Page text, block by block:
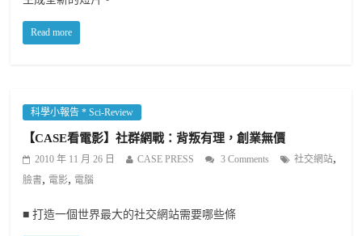
Read more
科學小報告 * Sci-Review
【CASE看電影】社群網戰：背叛有理，創業無價
2010 年 11 月 26 日 CASE PRESS 3 Comments 社交網站,
臉書, 電影, 電腦
■ 打造一個世界最大的社交網站需要哪些條